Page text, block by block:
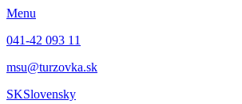
Menu
041-42 093 11
msu@turzovka.sk
SKSlovensky